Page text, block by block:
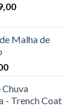
Malha de
Chuva
- Trench Coat